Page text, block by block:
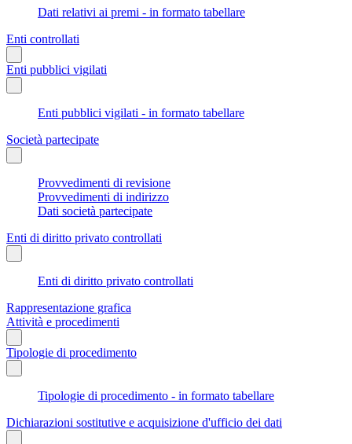
Dati relativi ai premi - in formato tabellare
Enti controllati
Enti pubblici vigilati
Enti pubblici vigilati - in formato tabellare
Società partecipate
Provvedimenti di revisione
Provvedimenti di indirizzo
Dati società partecipate
Enti di diritto privato controllati
Enti di diritto privato controllati
Rappresentazione grafica
Attività e procedimenti
Tipologie di procedimento
Tipologie di procedimento - in formato tabellare
Dichiarazioni sostitutive e acquisizione d'ufficio dei dati